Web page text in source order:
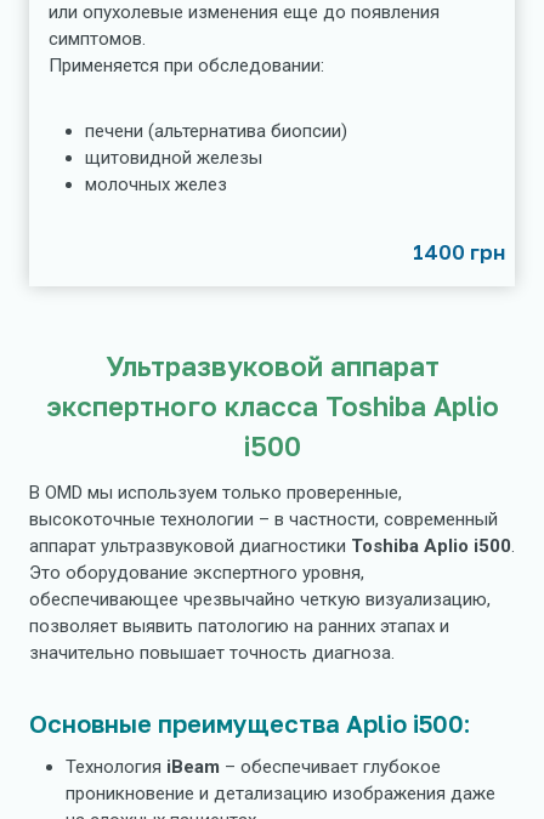
или опухолевые изменения еще до появления
симптомов.
Применяется при обследовании:
печени (альтернатива биопсии)
щитовидной железы
молочных желез
1400 грн
Ультразвуковой аппарат
экспертного класса Toshiba Aplio
i500
В OMD мы используем только проверенные,
высокоточные технологии – в частности, современный
аппарат ультразвуковой диагностики Toshiba Aplio i500.
Это оборудование экспертного уровня,
обеспечивающее чрезвычайно четкую визуализацию,
позволяет выявить патологию на ранних этапах и
значительно повышает точность диагноза.
Основные преимущества Aplio i500:
Технология iBeam – обеспечивает глубокое
проникновение и детализацию изображения даже